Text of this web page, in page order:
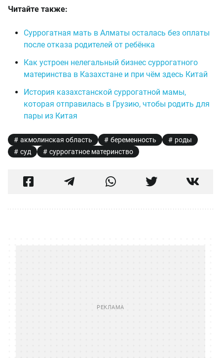
Читайте также:
Суррогатная мать в Алматы осталась без оплаты
после отказа родителей от ребёнка
Как устроен нелегальный бизнес суррогатного
материнства в Казахстане и при чём здесь Китай
История казахстанской суррогатной мамы,
которая отправилась в Грузию, чтобы родить для
пары из Китая
акмолинская область беременность
роды
суд
суррогатное материнство